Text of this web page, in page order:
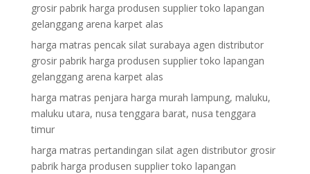
grosir pabrik harga produsen supplier toko lapangan
gelanggang arena karpet alas
harga matras pencak silat surabaya agen distributor
grosir pabrik harga produsen supplier toko lapangan
gelanggang arena karpet alas
harga matras penjara harga murah lampung, maluku,
maluku utara, nusa tenggara barat, nusa tenggara
timur
harga matras pertandingan silat agen distributor grosir
pabrik harga produsen supplier toko lapangan